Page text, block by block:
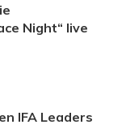
Night“ live
IFA Leaders